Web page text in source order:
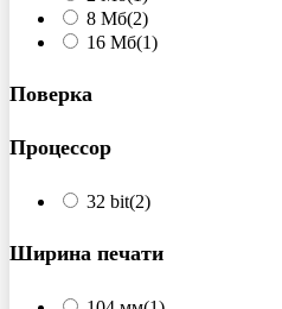
8 Мб(2)
16 Мб(1)
Поверка
Процессор
32 bit(2)
Ширина печати